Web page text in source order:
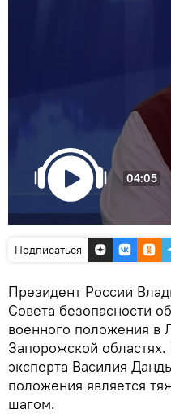
04:05
Подписаться
Президент России
Совета безопасности
военного положения в
Запорожской
эксперта Василия
положения является
шагом.